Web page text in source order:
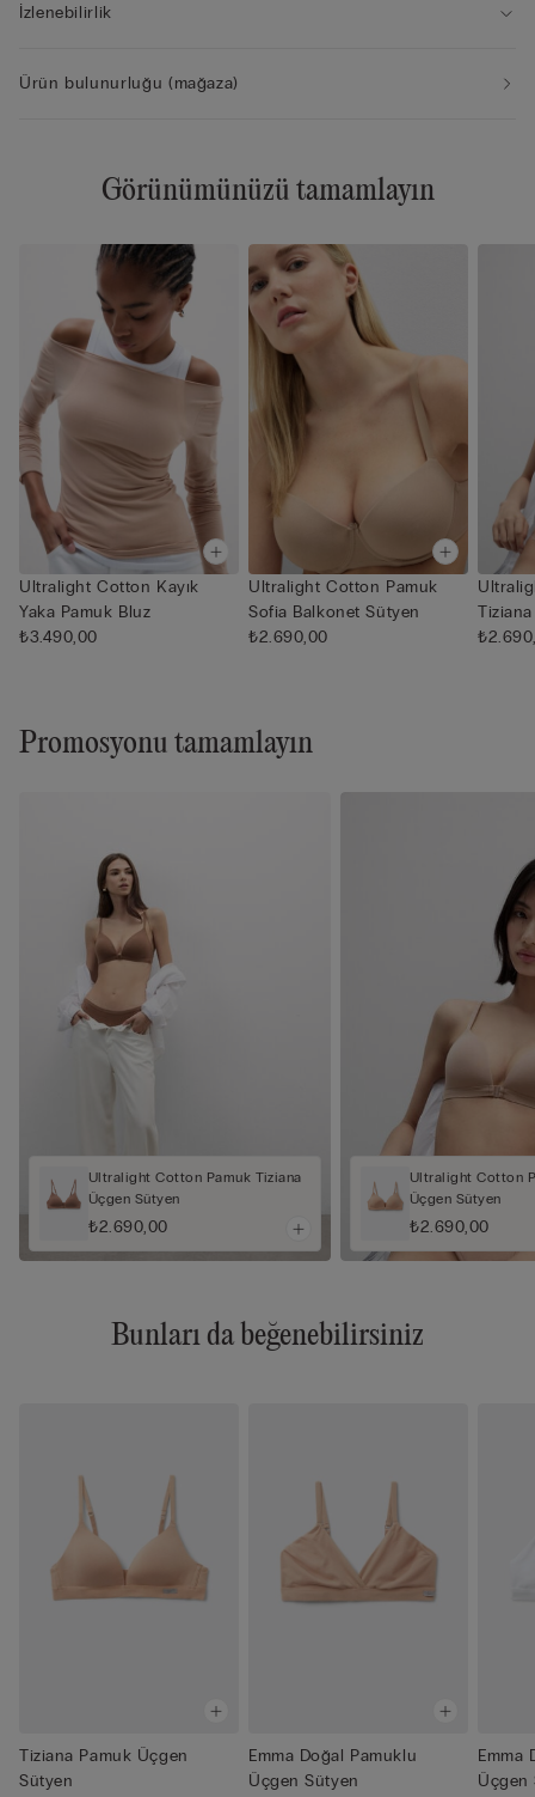
İzlenebilirlik
Ürün bulunurluğu (mağaza)
Görünümünüzü tamamlayın
Ultralight Cotton Kayık
Yaka Pamuk Bluz
₺3.490,00
Ultralight Cotton Pamuk
Sofia Balkonet Sütyen
₺2.690,00
Promosyonu tamamlayın
Ultralight Cotton Pamuk Tiziana
Üçgen Sütyen
₺2.690,00
Ultralight Cotton
Üçgen Sütyen
₺2.690,00
Bunları da beğenebilirsiniz
Tiziana Pamuk Üçgen
Sütyen
Emma Doğal Pamuklu
Üçgen Sütyen
Emma
Üçgen